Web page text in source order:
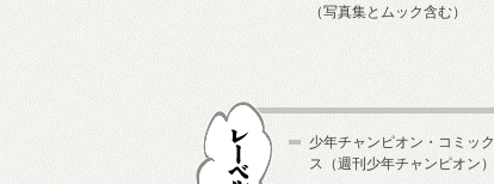
（写真集とムック含む）
少年チャンピオン・コミック
ス（週刊少年チャンピオン）